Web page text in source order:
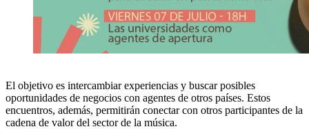
El objetivo es intercambiar experiencias y buscar posibles
oportunidades de negocios con agentes de otros países. Estos
encuentros, además, permitirán conectar con otros participantes de la
cadena de valor del sector de la música.